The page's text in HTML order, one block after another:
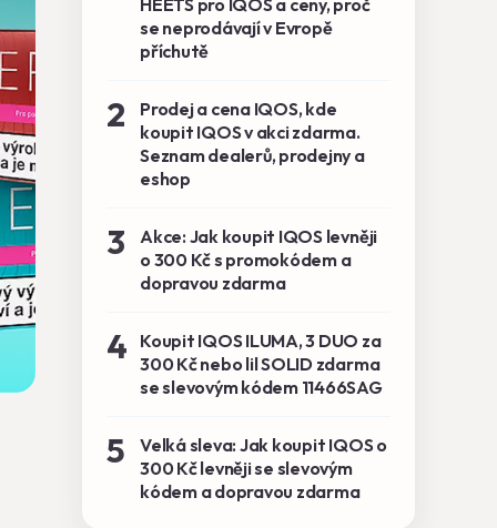
HEETS pro IQOS a ceny, proč
se neprodávají v Evropě
příchutě
2
Prodej a cena IQOS, kde
koupit IQOS v akci zdarma.
Seznam dealerů, prodejny a
eshop
3
Akce: Jak koupit IQOS levněji
o 300 Kč s promokódem a
dopravou zdarma
4
Koupit IQOS ILUMA, 3 DUO za
300 Kč nebo lil SOLID zdarma
se slevovým kódem 11466SAG
5
Velká sleva: Jak koupit IQOS o
300 Kč levněji se slevovým
kódem a dopravou zdarma